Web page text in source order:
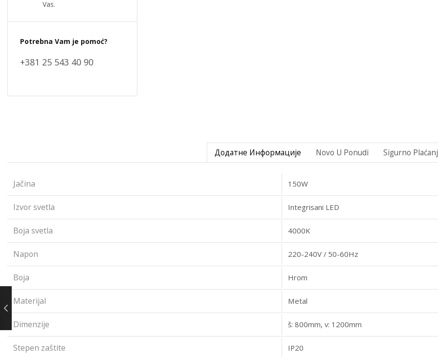
Vas.
Potrebna Vam je pomoć?
+381 25 543 40 90
Додатне Информације Novo U Ponudi Sigurno
Jačina 150W
Izvor svetla Integrisani LED
Boja svetla 4000K
Napon 220-240V / 50-60Hz
Boja Hrom
Materijal Metal
Dimenzije š: 800mm, v: 1200mm
Stepen zaštite IP20